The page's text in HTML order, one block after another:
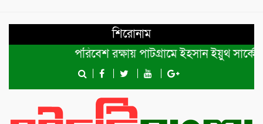
শিরোনাম
পরিবেশ রক্ষায় পাটগ্রামে ইহসান ইয়ুথ সার্কেলের